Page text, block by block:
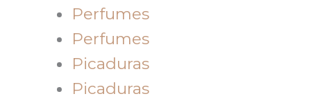
Perfumes
Perfumes
Picaduras
Picaduras